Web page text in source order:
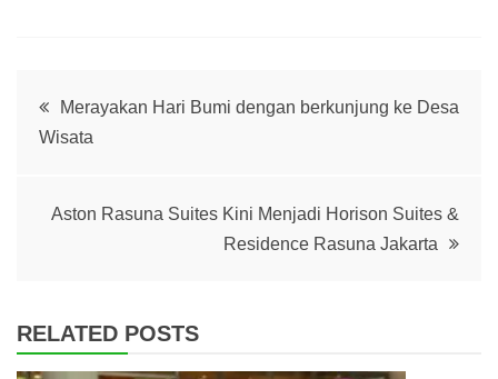
PostMerayakan Hari Bumi dengan berkunjung ke Desa
Wisata
Aston Rasuna Suites Kini Menjadi Horison Suites &
Residence Rasuna Jakarta
RELATED POSTS